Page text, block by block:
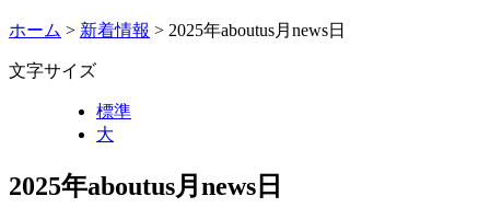
ホーム > 新着情報 > 2025年aboutus月news日
文字サイズ
標準
大
2025年aboutus月news日